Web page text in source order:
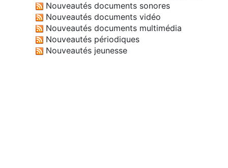
Nouveautés documents sonores
Nouveautés documents vidéo
Nouveautés documents multimédia
Nouveautés périodiques
Nouveautés jeunesse